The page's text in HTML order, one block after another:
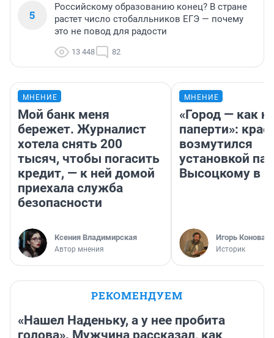
5
Российскому образованию конец? В стране
растет число стобалльников ЕГЭ — почему
это не повод для радости
13 448 82
МНЕНИЕ
Мой банк меня
бережет. Журналист
хотела снять 200
тысяч, чтобы погасить
кредит, — к ней домой
приехала служба
безопасности
Ксения Владимирская
Автор мнения
МНЕНИЕ
«Город — как
паперти»:
возмутился
установкой
Высоцкому в
Игорь
Историк
РЕКОМЕНДУЕМ
«Нашел Наденьку, а у нее пробита
голова». Мужчина рассказал, как